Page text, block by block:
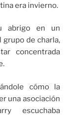
era invierno.
abrigo en un
grupo de charla,
concentrada
cómo la
una asociación
escuchaba